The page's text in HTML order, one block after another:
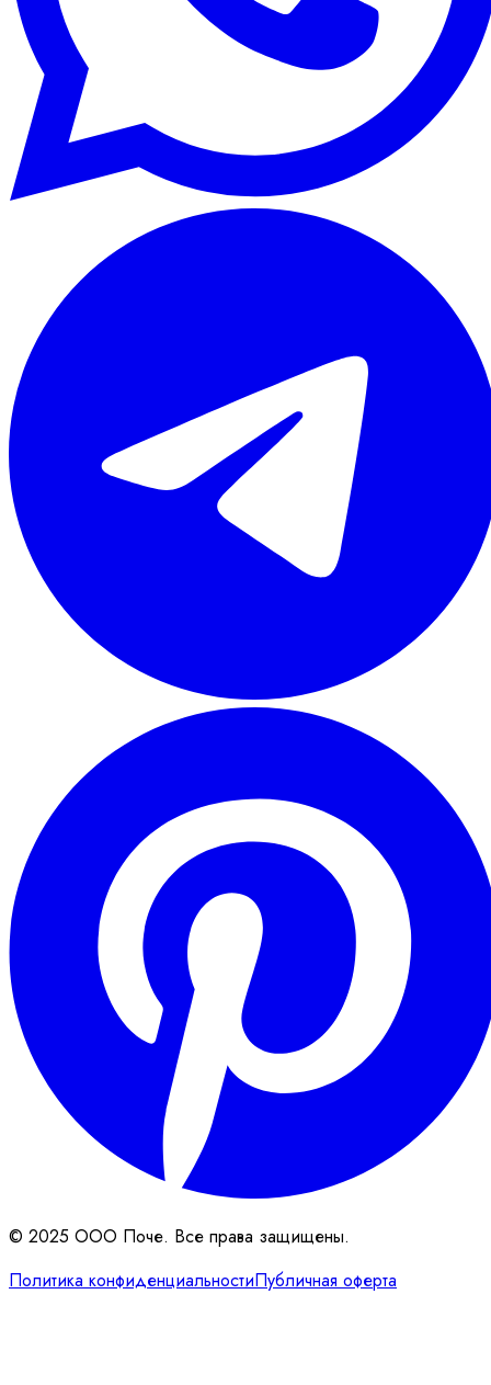
© 2025 ООО Поче. Все права защищены.
Политика конфиденциальностиПубличная оферта